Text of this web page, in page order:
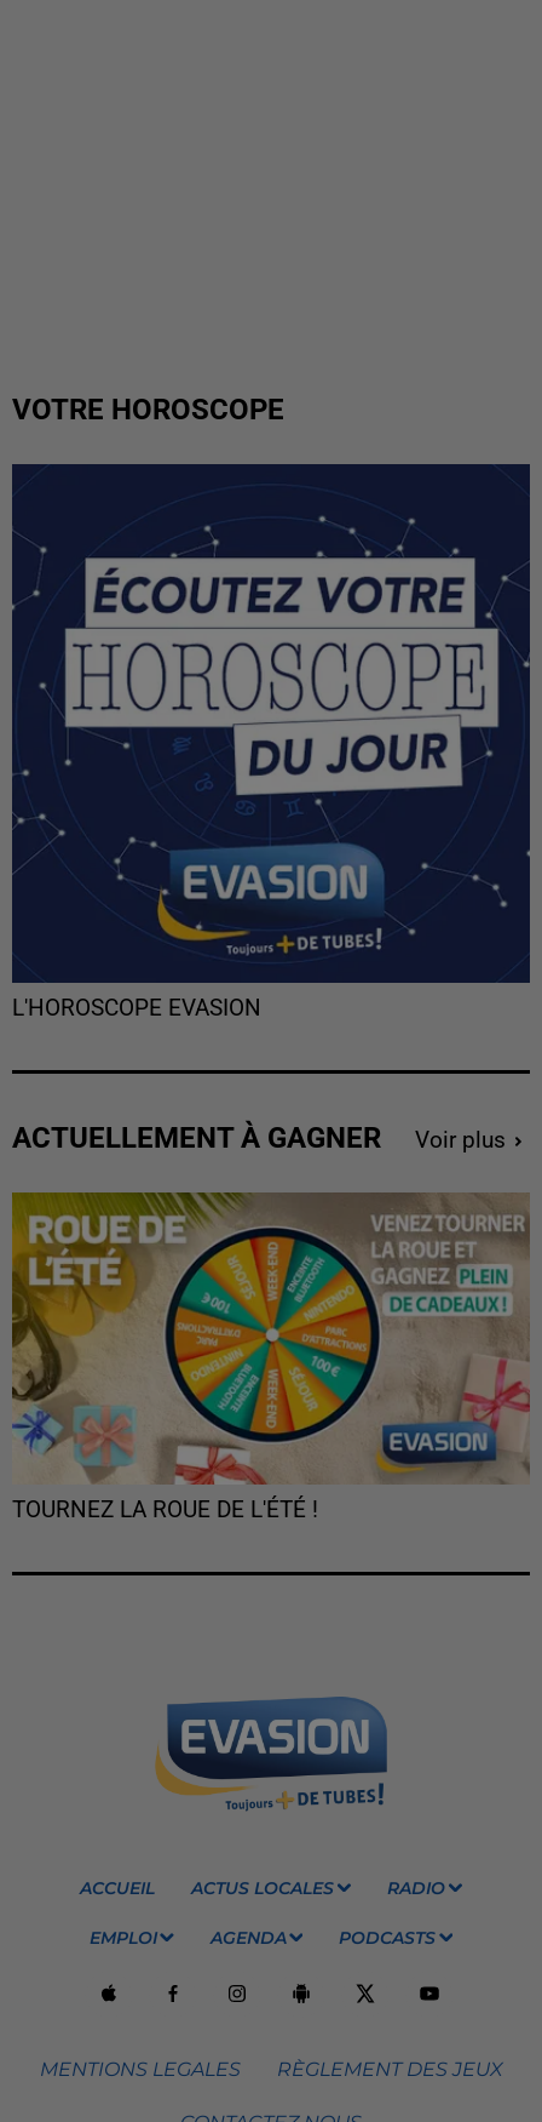
VOTRE HOROSCOPE
L'HOROSCOPE EVASION
ACTUELLEMENT À GAGNER Voir plus
TOURNEZ LA ROUE DE L'ÉTÉ !
ACCUEIL ACTUS LOCALES RADIO
EMPLOI AGENDA PODCASTS
MENTIONS LEGALES RÈGLEMENT DES JEUX